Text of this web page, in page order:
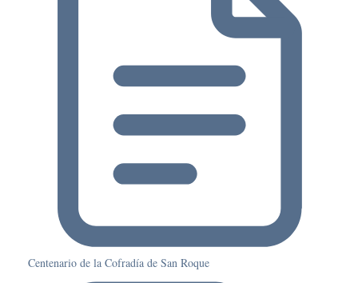
Centenario de la Cofradía de San Roque